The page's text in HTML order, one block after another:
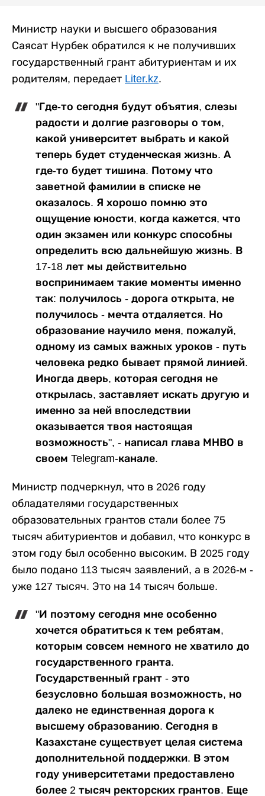
Министр науки и высшего образования
Саясат Нурбек обратился к не получивших
государственный грант абитуриентам и их
родителям, передает Liter.kz.
"Где-то сегодня будут объятия, слезы
радости и долгие разговоры о том,
какой университет выбрать и какой
теперь будет студенческая жизнь. А
где-то будет тишина. Потому что
заветной фамилии в списке не
оказалось. Я хорошо помню это
ощущение юности, когда кажется, что
один экзамен или конкурс способны
определить всю дальнейшую жизнь. В
17-18 лет мы действительно
воспринимаем такие моменты именно
так: получилось - дорога открыта, не
получилось - мечта отдаляется. Но
образование научило меня, пожалуй,
одному из самых важных уроков - путь
человека редко бывает прямой линией.
Иногда дверь, которая сегодня не
открылась, заставляет искать другую и
именно за ней впоследствии
оказывается твоя настоящая
возможность", - написал глава МНВО в
своем Telegram-канале.
Министр подчеркнул, что в 2026 году
обладателями государственных
образовательных грантов стали более 75
тысяч абитуриентов и добавил, что конкурс в
этом году был особенно высоким. В 2025 году
было подано 113 тысяч заявлений, а в 2026-м -
уже 127 тысяч. Это на 14 тысяч больше.
"И поэтому сегодня мне особенно
хочется обратиться к тем ребятам,
которым совсем немного не хватило до
государственного гранта.
Государственный грант - это
безусловно большая возможность, но
далеко не единственная дорога к
высшему образованию. Сегодня в
Казахстане существует целая система
дополнительной поддержки. В этом
году университетами предоставлено
более 2 тысяч ректорских грантов. Еще